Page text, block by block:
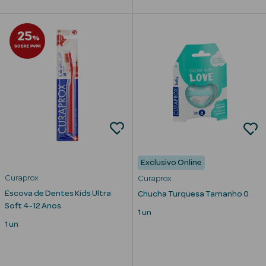
Coffrets
Acessórios
Ver Tudo
Hidratantes
25%
SOBRE PVPR
Curaprox
Escova de Dentes Kids Ultra
Soft 4-12 Anos
1 un
Exclusivo Online
Curaprox
Chucha Turquesa Tamanho 0
1 un